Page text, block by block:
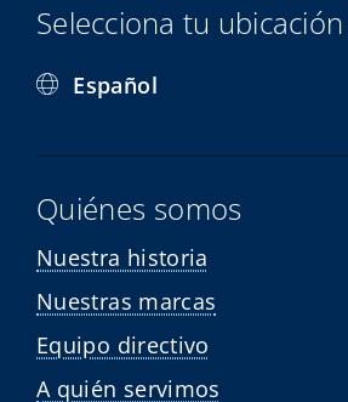
Selecciona tu ubicación
Español
Quiénes somos
Nuestra historia
Nuestras marcas
Equipo directivo
A quién servimos